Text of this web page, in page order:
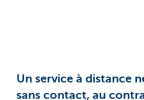
Un service à distance
sans contact, au